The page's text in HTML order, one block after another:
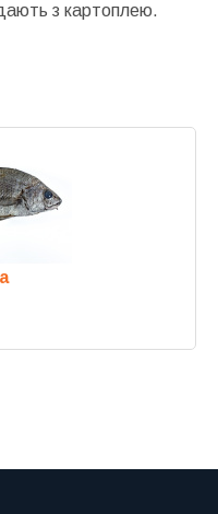
з картоплею.